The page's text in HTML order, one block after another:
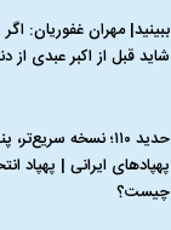
ببینید| مهران غفوریان:
شاید قبل از اکبر عبدی از
حدید ۱۱۰؛ نسخه
پهپادهای ایرانی | پهپاد
چیست؟